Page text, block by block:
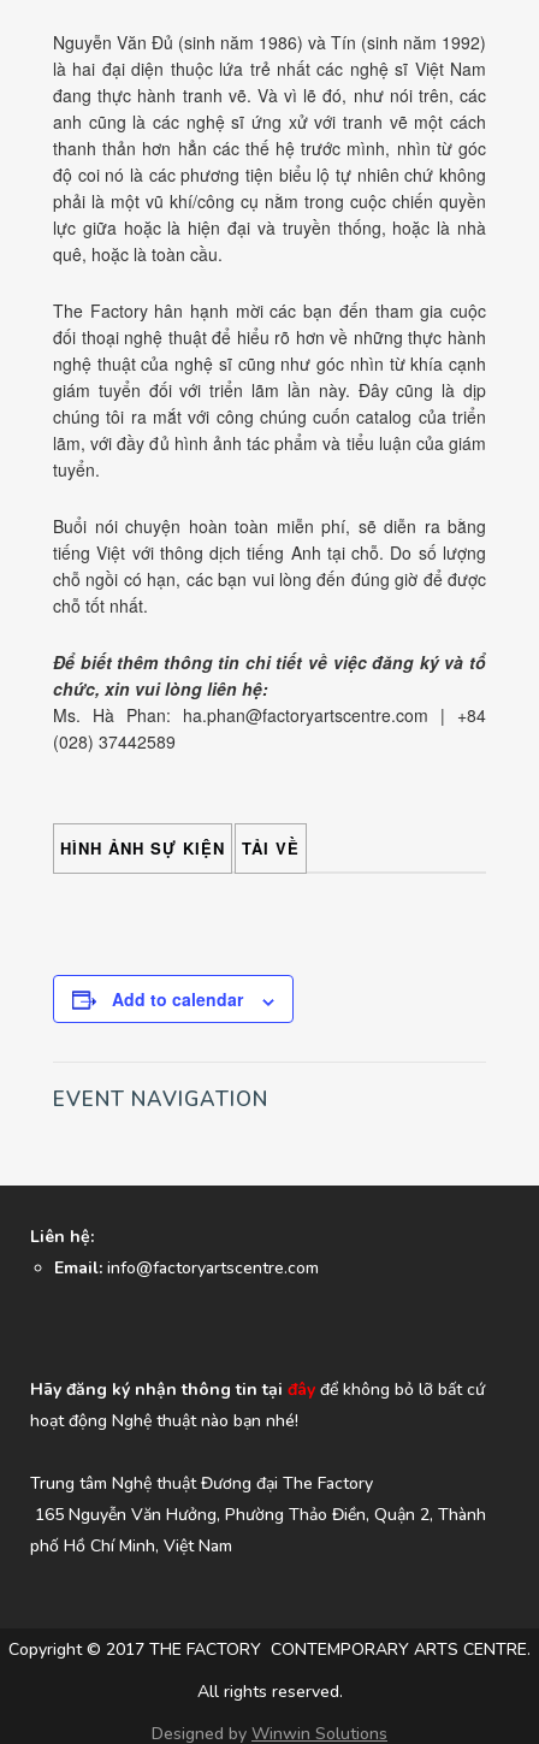
Nguyễn Văn Đủ (sinh năm 1986) và Tín (sinh năm 1992)
là hai đại diện thuộc lứa trẻ nhất các nghệ sĩ Việt Nam
đang thực hành tranh vẽ. Và vì lẽ đó, như nói trên, các
anh cũng là các nghệ sĩ ứng xử với tranh vẽ một cách
thanh thản hơn hẳn các thế hệ trước mình, nhìn từ góc
độ coi nó là các phương tiện biểu lộ tự nhiên chứ không
phải là một vũ khí/công cụ nằm trong cuộc chiến quyền
lực giữa hoặc là hiện đại và truyền thống, hoặc là nhà
quê, hoặc là toàn cầu.
The Factory hân hạnh mời các bạn đến tham gia cuộc
đối thoại nghệ thuật để hiểu rõ hơn về những thực hành
nghệ thuật của nghệ sĩ cũng như góc nhìn từ khía cạnh
giám tuyển đối với triển lãm lần này. Đây cũng là dịp
chúng tôi ra mắt với công chúng cuốn catalog của triển
lãm, với đầy đủ hình ảnh tác phẩm và tiểu luận của giám
tuyển.
Buổi nói chuyện hoàn toàn miễn phí, sẽ diễn ra bằng
tiếng Việt với thông dịch tiếng Anh tại chỗ. Do số lượng
chỗ ngồi có hạn, các bạn vui lòng đến đúng giờ để được
chỗ tốt nhất.
Để biết thêm thông tin chi tiết về việc đăng ký và tổ
chức, xin vui lòng liên hệ:
Ms. Hà Phan: ha.phan@factoryartscentre.com | +84
(028) 37442589
HÌNH ẢNH SỰ KIỆN TẢI VỀ
Add to calendar
EVENT NAVIGATION
Liên hệ:
Email: info@factoryartscentre.com
Hãy đăng ký nhận thông tin tại đây để không bỏ lỡ bất cứ
hoạt động Nghệ thuật nào bạn nhé!
Trung tâm Nghệ thuật Đương đại The Factory
165 Nguyễn Văn Hưởng, Phường Thảo Điền, Quận 2, Thành
phố Hồ Chí Minh, Việt Nam
Copyright © 2017 THE FACTORY CONTEMPORARY ARTS CENTRE.
All rights reserved.
Designed by Winwin Solutions